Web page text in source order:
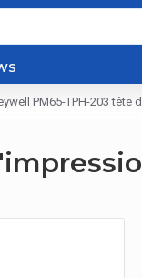
PM65-TPH-203 tête